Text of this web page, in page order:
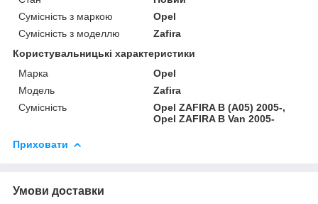
Сумісність з маркою
Opel
Сумісність з моделлю
Zafira
Користувальницькі характеристики
Марка
Opel
Модель
Zafira
Сумісність
Opel ZAFIRA B (A05) 2005-,
Opel ZAFIRA B Van 2005-
Приховати
Умови доставки